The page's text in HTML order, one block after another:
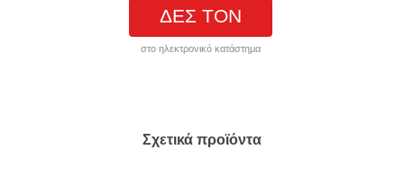
ΔΕΣ ΤΟΝ
στο ηλεκτρονικό κατάστημα
Σχετικά προϊόντα